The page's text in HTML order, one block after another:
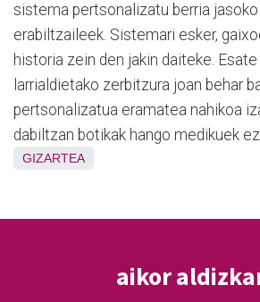
sistema pertsonalizatu berria
erabiltzaileek. Sistemari esker,
historia zein den jakin daiteke.
larrialdietako zerbitzura joan behar
pertsonalizatua eramatea nahikoa
dabiltzan botikak hango medikuek
GIZARTEA
aikor